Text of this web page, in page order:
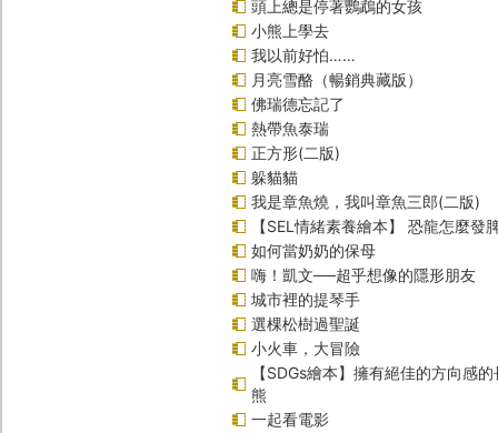
頭上總是停著鸚鵡的女孩
小熊上學去
我以前好怕……
月亮雪酪（暢銷典藏版）
佛瑞德忘記了
熱帶魚泰瑞
正方形(二版)
躲貓貓
我是章魚燒，我叫章魚三郎(二版)
【SEL情緒素養繪本】 恐龍怎麼發
如何當奶奶的保母
嗨！凱文──超乎想像的隱形朋友
城市裡的提琴手
選棵松樹過聖誕
小火車，大冒險
【SDGs繪本】擁有絕佳的方向感
熊
一起看電影